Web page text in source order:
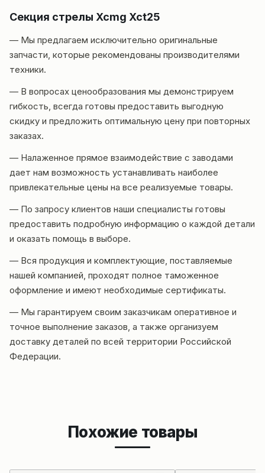
Секция стрелы Xcmg Xct25
— Мы предлагаем исключительно оригинальные
запчасти, которые рекомендованы производителями
техники.
— В вопросах ценообразования мы демонстрируем
гибкость, всегда готовы предоставить выгодную
скидку и предложить оптимальную цену при повторных
заказах.
— Налаженное прямое взаимодействие с заводами
дает нам возможность устанавливать наиболее
привлекательные цены на все реализуемые товары.
— По запросу клиентов наши специалисты готовы
предоставить подробную информацию о каждой детали
и оказать помощь в выборе.
— Вся продукция и комплектующие, поставляемые
нашей компанией, проходят полное таможенное
оформление и имеют необходимые сертификаты.
— Мы гарантируем своим заказчикам оперативное и
точное выполнение заказов, а также организуем
доставку деталей по всей территории Российской
Федерации.
Похожие товары